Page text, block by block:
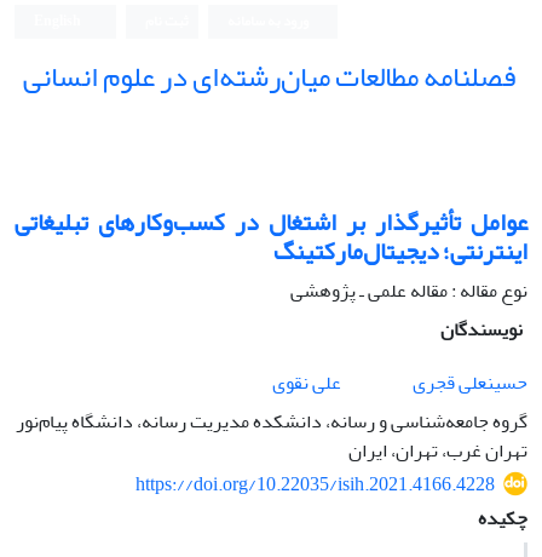
فصلنامه مطالعات میان‌رشته‌ای در علوم انسانی
عوامل تأثیرگذار بر اشتغال در کسب‌وکارهای تبلیغاتی
اینترنتی؛ دیجیتال‌مارکتینگ
نوع مقاله : مقاله علمی ـ پژوهشی
نویسندگان
حسینعلی قجری
علی نقوی
گروه جامعه‌شناسی و رسانه، دانشکده مدیریت رسانه، دانشگاه پیام‌نور
تهران غرب، تهران، ایران
https://doi.org/10.22035/isih.2021.4166.4228
چکیده